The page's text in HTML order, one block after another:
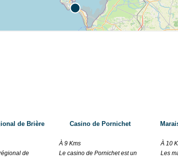
accommodations willing to offer a wide range of
dream. Placed at the campsite entrance , they are
attraction : A mini farm hosting various animal
To enhance your stay even more, you will be invited
de Brière
de
Casino de Pornichet
À 9 Kms
Le casino de Pornichet est un
À 10
Les